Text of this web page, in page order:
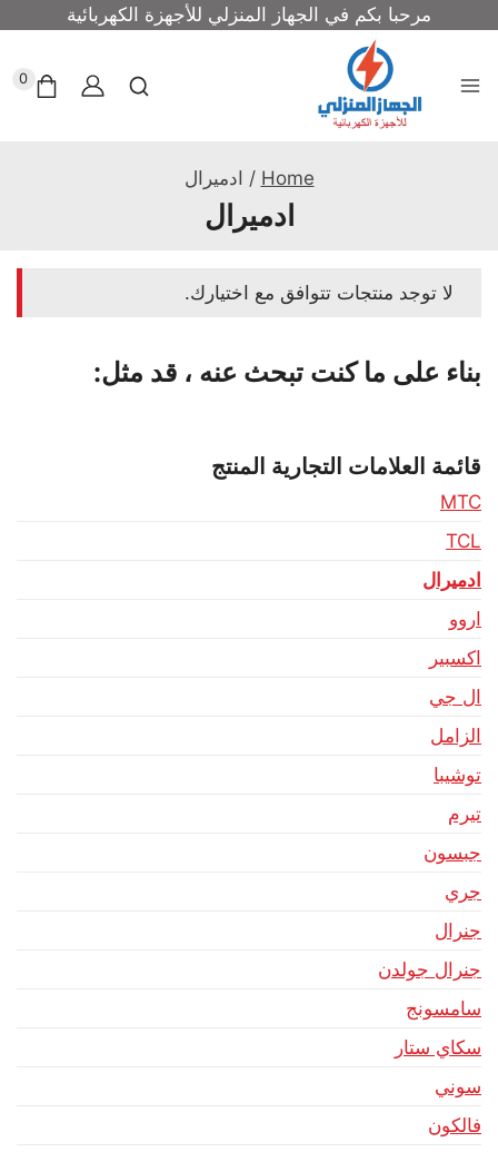
مرحبا بكم في الجهاز المنزلي للأجهزة الكهربائية
0
Home
/ ادميرال
ادميرال
لا توجد منتجات تتوافق مع اختيارك.
بناء على ما كنت تبحث عنه ، قد مثل:
قائمة العلامات التجارية المنتج
MTC
TCL
ادميرال
اروو
اكسبير
ال جي
الزامل
توشيبا
تيرم
جبسون
جري
جنرال
جنرال جولدن
سامسونج
سكاي ستار
سوني
فالكون